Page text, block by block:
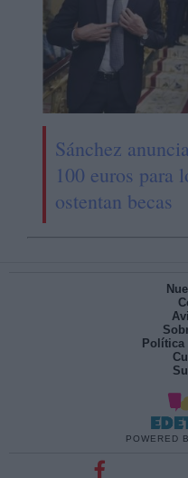
Sánchez
100 euros para
ostentan becas
Política
POWERED